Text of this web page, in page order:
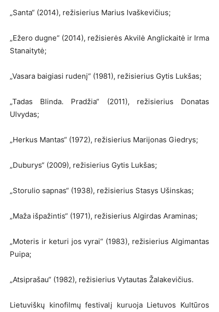
„Santa“ (2014), režisierius Marius Ivaškevičius;
„Ežero dugne“ (2014), režisierės Akvilė Anglickaitė ir Irma
Stanaitytė;
„Vasara baigiasi rudenį“ (1981), režisierius Gytis Lukšas;
„Tadas Blinda. Pradžia“ (2011), režisierius Donatas
Ulvydas;
„Herkus Mantas“ (1972), režisierius Marijonas Giedrys;
„Duburys“ (2009), režisierius Gytis Lukšas;
„Storulio sapnas“ (1938), režisierius Stasys Ušinskas;
„Maža išpažintis“ (1971), režisierius Algirdas Araminas;
„Moteris ir keturi jos vyrai“ (1983), režisierius Algimantas
Puipa;
„Atsiprašau“ (1982), režisierius Vytautas Žalakevičius.
Lietuviškų kinofilmų festivalį kuruoja Lietuvos Kultūros